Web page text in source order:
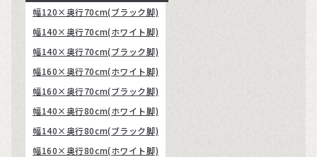
幅120×奥行70cm(ブラック脚)
幅140×奥行70cm(ホワイト脚)
幅140×奥行70cm(ブラック脚)
幅160×奥行70cm(ホワイト脚)
幅160×奥行70cm(ブラック脚)
幅140×奥行80cm(ホワイト脚)
幅140×奥行80cm(ブラック脚)
幅160×奥行80cm(ホワイト脚)